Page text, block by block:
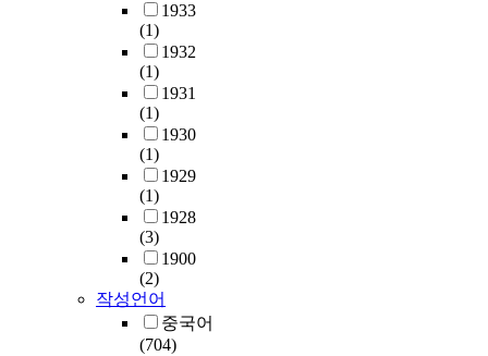
1933
(1)
1932
(1)
1931
(1)
1930
(1)
1929
(1)
1928
(3)
1900
(2)
작성언어
중국어
(704)